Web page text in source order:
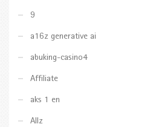
9
a16z generative ai
abuking-casino4
Affiliate
aks 1 en
Allz